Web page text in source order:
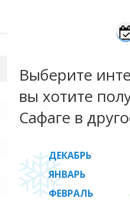
Выберите
вы хотите
Сафаге в
ДЕКАБРЬ
ЯНВАРЬ
ФЕВРАЛЬ